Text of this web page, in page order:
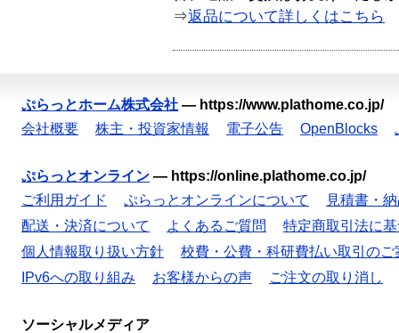
⇒返品について詳しくはこちら
ぷらっとホーム株式会社 — https://www.plathome.co.jp/
会社概要
株主・投資家情報 電子公告 OpenBlocks
ぷらっとオンライン — https://online.plathome.co.jp/
ご利用ガイド
ぷらっとオンラインについて
見積書・
配送・決済について
よくあるご質問
特定商取引法に
個人情報取り扱い方針
校費・公費・科研費払い取引のご
IPv6への取り組み
お客様からの声 ご注文の取り消し
ソーシャルメディア